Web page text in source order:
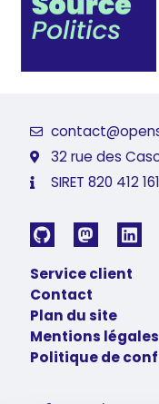
32 rue des
SIRET 820 412
Service client
Contact
Plan du site
Mentions légales
Politique de